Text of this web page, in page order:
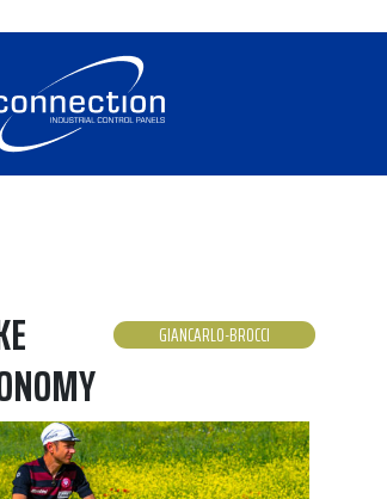
GIANCARLO-BROCCI